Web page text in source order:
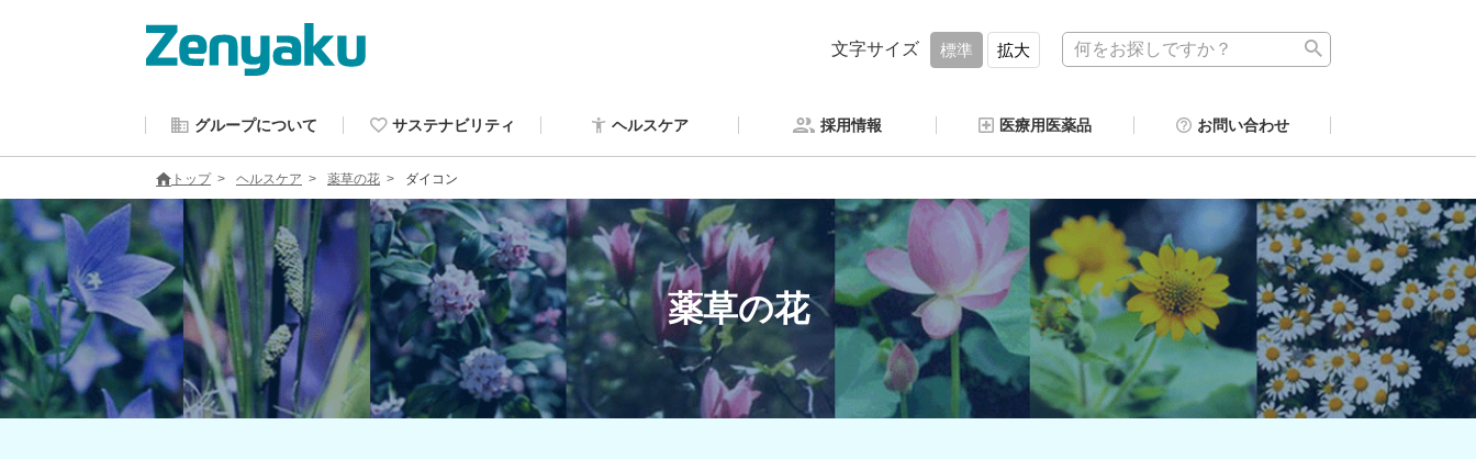
文字サイズ 標準 拡大
グループについて サステナビリティ ヘルスケア 採用情報 医療用医薬品 お問い合わせ
トップ ヘルスケア 薬草の花 ダイコン
薬草の花